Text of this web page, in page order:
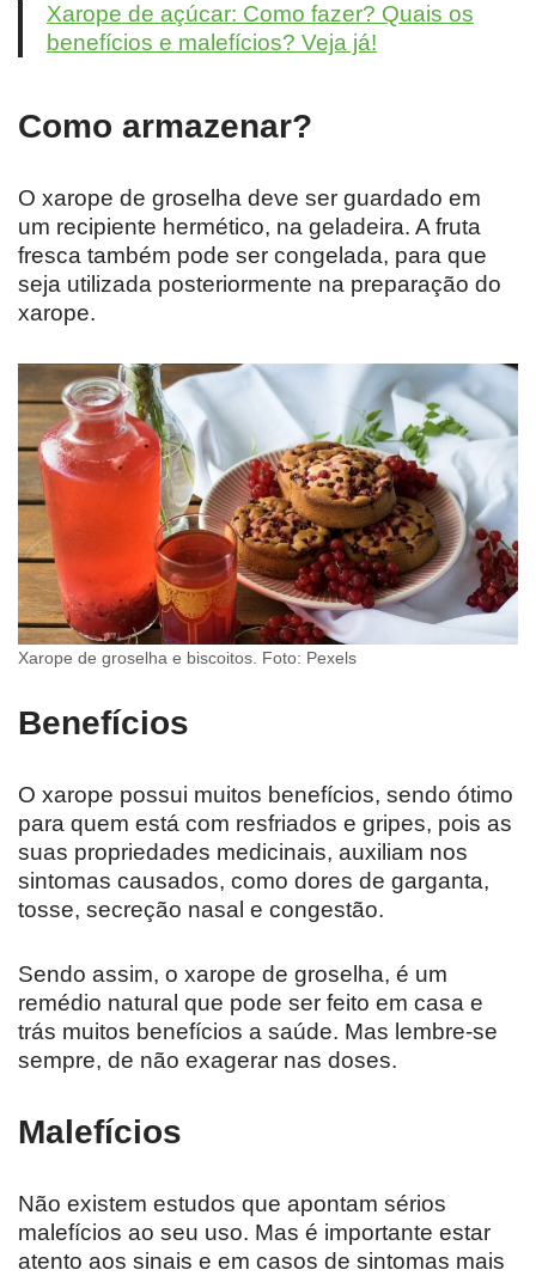
Xarope de açúcar: Como fazer? Quais os
benefícios e malefícios? Veja já!
Como armazenar?
O xarope de groselha deve ser guardado em
um recipiente hermético, na geladeira. A fruta
fresca também pode ser congelada, para que
seja utilizada posteriormente na preparação do
xarope.
Xarope de groselha e biscoitos. Foto: Pexels
Benefícios
O xarope possui muitos benefícios, sendo ótimo
para quem está com resfriados e gripes, pois as
suas propriedades medicinais, auxiliam nos
sintomas causados, como dores de garganta,
tosse, secreção nasal e congestão.
Sendo assim, o xarope de groselha, é um
remédio natural que pode ser feito em casa e
trás muitos benefícios a saúde. Mas lembre-se
sempre, de não exagerar nas doses.
Malefícios
Não existem estudos que apontam sérios
malefícios ao seu uso. Mas é importante estar
atento aos sinais e em casos de sintomas mais